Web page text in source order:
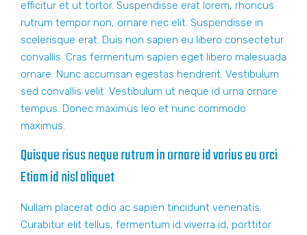
efficitur et ut tortor. Suspendisse erat lorem, rhoncus
rutrum tempor non, ornare nec elit. Suspendisse in
scelerisque erat. Duis non sapien eu libero consectetur
convallis. Cras fermentum sapien eget libero malesuada
ornare. Nunc accumsan egestas hendrerit. Vestibulum
sed convallis velit. Vestibulum ut neque id urna ornare
tempus. Donec maximus leo et nunc commodo
maximus.
Quisque risus neque rutrum in ornare id varius eu orci
Etiam id nisl aliquet
Nullam placerat odio ac sapien tincidunt venenatis.
Curabitur elit tellus, fermentum id viverra id, porttitor